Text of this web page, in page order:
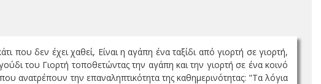
που δεν έχει χαθεί, Είναι η αγάπη ένα ταξίδι από γιορτή σε γιορτή,
του Γιορτή τοποθετώντας την αγάπη και την γιορτή σε ένα κοινό
ανατρέπουν την επαναληπτικότητα της καθημερινότητας: "Τα λόγια